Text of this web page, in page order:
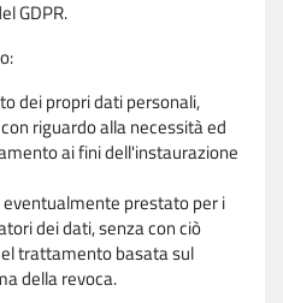
GDPR.
dei propri dati personali,
riguardo alla necessità ed
ai fini dell'instaurazione
prestato per i
dei dati, senza con ciò
trattamento basata sul
della revoca.